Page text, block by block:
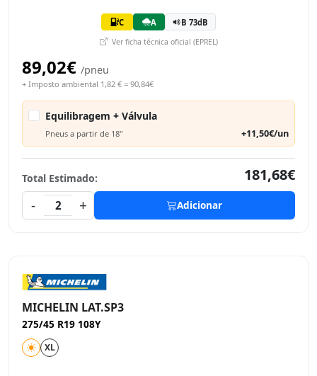
C A B 73dB
Ver ficha técnica oficial (EPREL)
89,02€ /pneu
+ Imposto ambiental 1,82 € = 90,84€
Equilibragem + Válvula
Pneus a partir de 18" +11,50€/un
Total Estimado:
181,68€
-
2 + Adicionar
MICHELIN LAT.SP3
275/45 R19 108Y
XL